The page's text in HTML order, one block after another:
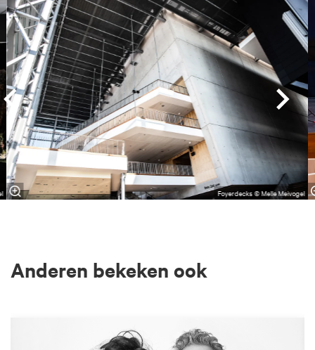
Overslaan
Foyerdecks © Melle Meivogel
Anderen bekeken ook